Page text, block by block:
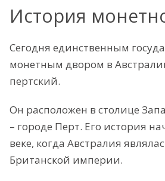
История
Сегодня единственным
монетным двором в
пертский.
Он расположен в столице
– городе Перт. Его история
веке, когда Австралия
Британской империи.